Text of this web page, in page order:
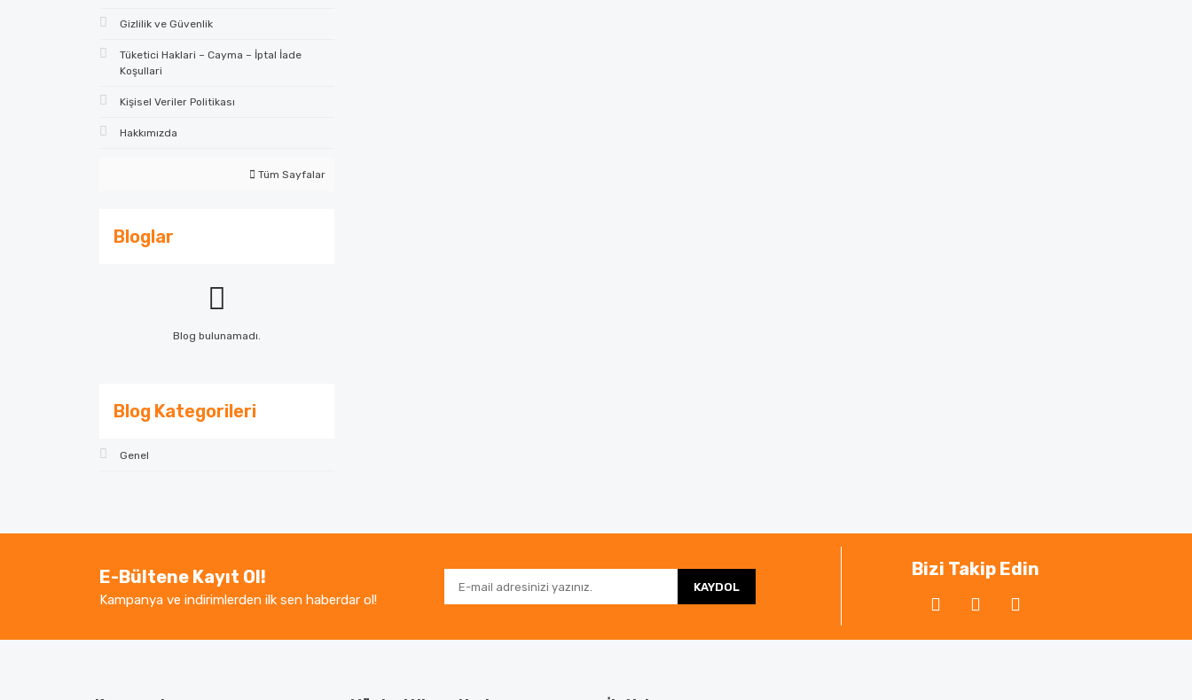
Gizlilik ve Güvenlik
Tüketici Haklari – Cayma – İptal İade
Koşullari
Kişisel Veriler Politikası
Hakkımızda
Tüm Sayfalar
Bloglar
Blog bulunamadı.
Blog Kategorileri
Genel
E-Bültene Kayıt Ol!
Kampanya ve indirimlerden ilk sen haberdar ol!
KAYDOL
Bizi Takip Edin